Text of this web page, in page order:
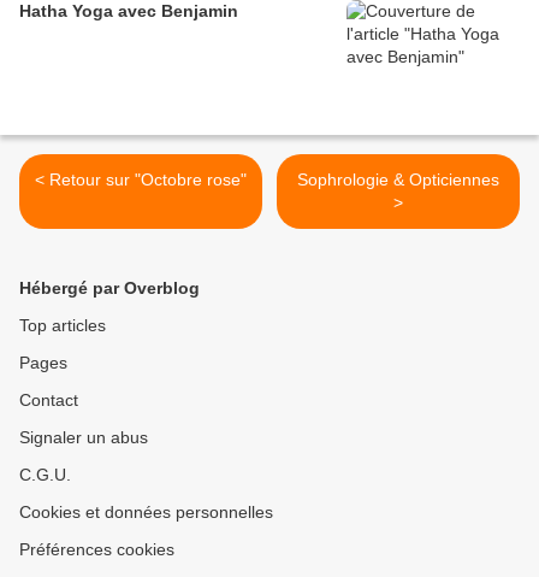
Hatha Yoga avec Benjamin
< Retour sur "Octobre rose"
Sophrologie & Opticiennes
>
Hébergé par Overblog
Top articles
Pages
Contact
Signaler un abus
C.G.U.
Cookies et données personnelles
Préférences cookies